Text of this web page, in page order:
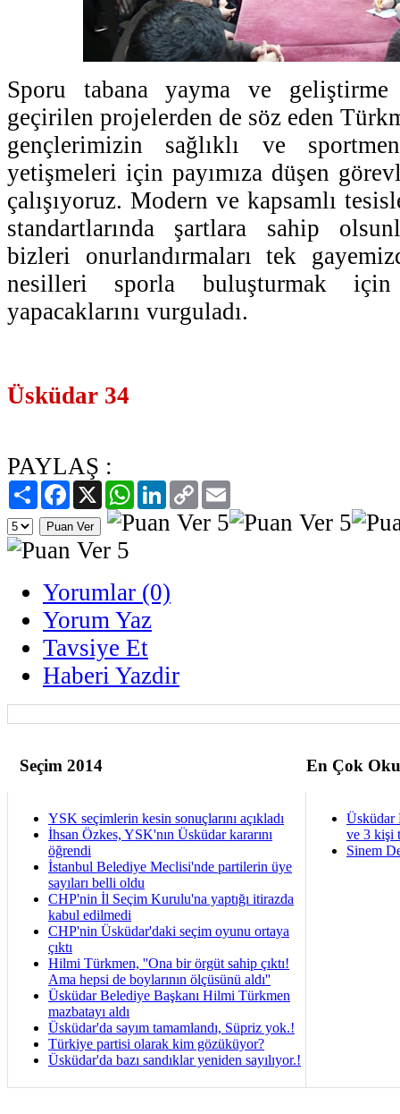
Sporu tabana yayma ve geliştirme
geçirilen projelerden de söz eden
gençlerimizin sağlıklı ve
yetişmeleri için payımıza düşen
çalışıyoruz. Modern ve kapsamlı
standartlarında şartlara sahip
bizleri onurlandırmaları tek
nesilleri sporla buluşturmak
yapacaklarını vurguladı.
Üsküdar 34
PAYLAŞ :
PaylaşFacebook
X WhatsAppLinkedIn
Copy
Link
Yorumlar (0)
Yorum Yaz
Tavsiye Et
Haberi Yazdir
Seçim 2014 En Çok
YSK seçimlerin kesin sonuçlarını açıkladı
İhsan Özkes, YSK'nın Üsküdar kararını
öğrendi
İstanbul Belediye Meclisi'nde partilerin üye
sayıları belli oldu
CHP'nin İl Seçim Kurulu'na yaptığı itirazda
kabul edilmedi
CHP'nin Üsküdar'daki seçim oyunu ortaya
çıktı
Hilmi Türkmen, ''Ona bir örgüt sahip çıktı!
Ama hepsi de boylarının ölçüsünü aldı''
Üsküdar Belediye Başkanı Hilmi Türkmen
mazbatayı aldı
Üsküdar'da sayım tamamlandı, Süpriz yok.!
Türkiye partisi olarak kim gözüküyor?
Üsküdar'da bazı sandıklar yeniden sayılıyor.!
Üsküdar
ve 3 kişi
Sinem